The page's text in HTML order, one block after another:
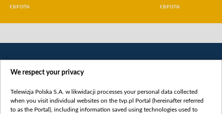
ЄВРОПА ЄВРОПА
We respect your privacy
Telewizja Polska S.A. w likwidacji processes your personal data collected
when you visit individual websites on the tvp.pl Portal (hereinafter referred
to as the Portal), including information saved using technologies used to